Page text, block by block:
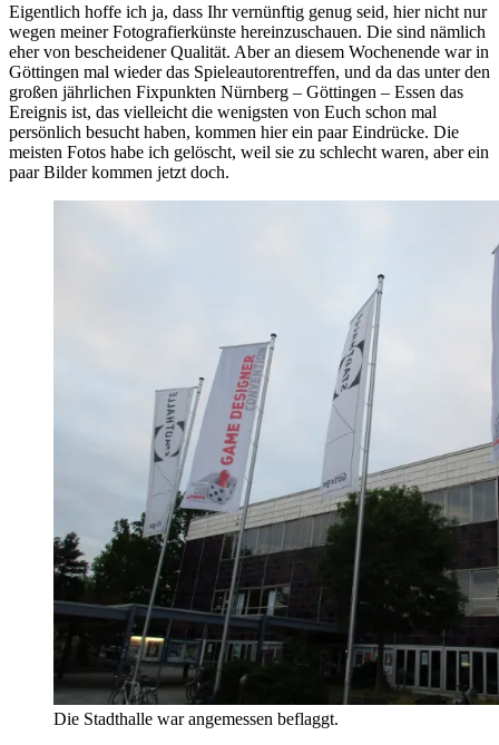
Eigentlich hoffe ich ja, dass Ihr vernünftig genug seid, hier nicht nur
wegen meiner Fotografierkünste hereinzuschauen. Die sind nämlich
eher von bescheidener Qualität. Aber an diesem Wochenende war in
Göttingen mal wieder das Spieleautorentreffen, und da das unter den
großen jährlichen Fixpunkten Nürnberg – Göttingen – Essen das
Ereignis ist, das vielleicht die wenigsten von Euch schon mal
persönlich besucht haben, kommen hier ein paar Eindrücke. Die
meisten Fotos habe ich gelöscht, weil sie zu schlecht waren, aber ein
paar Bilder kommen jetzt doch.
Die Stadthalle war angemessen beflaggt.